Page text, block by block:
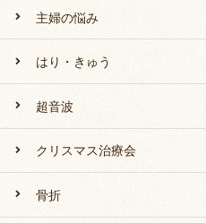
主婦の悩み
はり・きゅう
超音波
クリスマス治療会
骨折